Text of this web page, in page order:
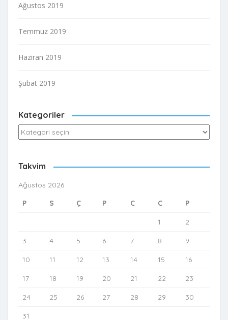
Ağustos 2019
Temmuz 2019
Haziran 2019
Şubat 2019
Kategoriler
Kategoriler
Takvim
Ağustos 2026
P
S Ç P C C P
1 2
3 4 5 6 7 8 9
10 11 12 13 14 15 16
17 18 19 20 21 22 23
24 25 26 27 28 29 30
31